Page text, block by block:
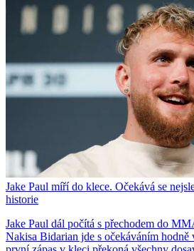
Jake Paul míří do klece. Očekává se
historie
Jake Paul dál počítá s přechodem do
Nakisa Bidarian jde s očekáváním